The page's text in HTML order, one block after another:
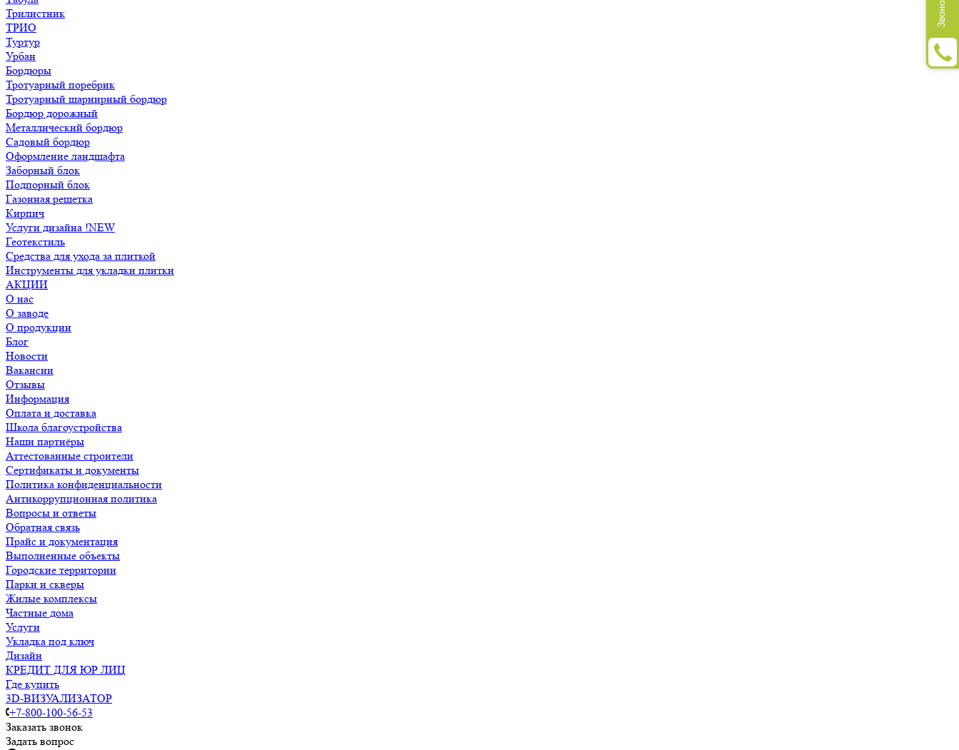
Трилистник
ТРИО
Туртур
Урбан
Бордюры
Тротуарный поребрик
Тротуарный шарнирный бордюр
Бордюр дорожный
Металлический бордюр
Садовый бордюр
Оформление ландшафта
Заборный блок
Подпорный блок
Газонная решетка
Кирпич
Услуги дизайна !NEW
Геотекстиль
Средства для ухода за плиткой
Инструменты для укладки плитки
АКЦИИ
О нас
О заводе
О продукции
Блог
Новости
Вакансии
Отзывы
Информация
Оплата и доставка
Школа благоустройства
Наши партнёры
Аттестованные строители
Сертификаты и документы
Политика конфиденциальности
Антикоррупционная политика
Вопросы и ответы
Обратная связь
Прайс и документация
Выполненные объекты
Городские территории
Парки и скверы
Жилые комплексы
Частные дома
Услуги
Укладка под ключ
Дизайн
КРЕДИТ ДЛЯ ЮР ЛИЦ
Где купить
3D-ВИЗУАЛИЗАТОР
+7-800-100-56-53
Заказать звонок
Задать вопрос